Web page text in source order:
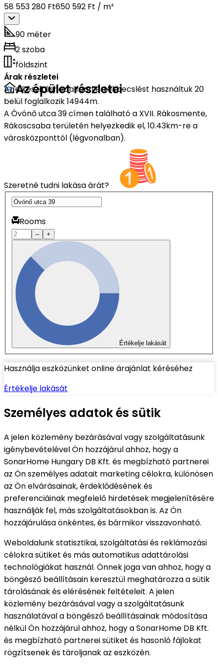
58 553 280 Ft650 592 Ft / m²
90 méter
2 szoba
földszint
Árak részletei
Az elkészítéshez a fenti értékbecslést használtuk 20
belül foglalkozik 14944m.
Az épület részletei
A Óvónő utca 39 címen található a XVII. Rákosmente,
Rákoscsaba területén helyezkedik el, 10.43km-re a
városközponttól (légvonalban).
Szeretné tudni lakása árát?
Rooms
– +
Értékelje lakását
Használja eszközünket online árajánlat kéréséhez
Értékelje lakását
Személyes adatok és sütik
A jelen közlemény bezárásával vagy szolgáltatásunk
igénybevételével Ön hozzájárul ahhoz, hogy a
SonarHome Hungary DB Kft. és megbízható partnerei
az Ön személyes adatait marketing célokra, különösen
az Ön elvárásainak, érdeklődésének és
preferenciáinak megfelelő hirdetések megjelenítésére
használják fel, más szolgáltatásokban is. Az Ön
hozzájárulása önkéntes, és bármikor visszavonható.
Weboldalunk statisztikai, szolgáltatási és reklámozási
célokra sütiket és más automatikus adattárolási
technológiákat használ. Önnek joga van ahhoz, hogy a
böngésző beállításain keresztül meghatározza a sütik
tárolásának és elérésének feltételeit. A jelen
közlemény bezárásával vagy a szolgáltatásunk
használatával a böngésző beállításainak módosítása
nélkül Ön hozzájárul ahhoz, hogy a SonarHome DB Kft.
és megbízható partnerei sütiket és hasonló fájlokat
rögzítsenek és tároljanak az eszközén.